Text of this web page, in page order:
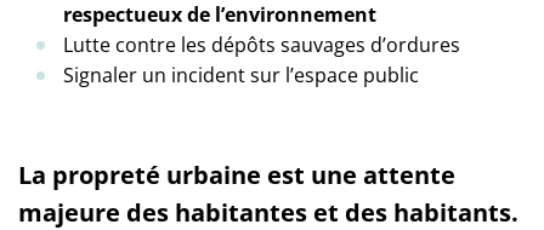
respectueux de l’environnement
Lutte contre les dépôts sauvages d’ordures
Signaler un incident sur l’espace public
La propreté urbaine est une attente
majeure des habitantes et des habitants.